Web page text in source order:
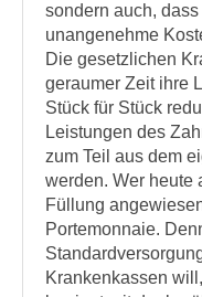
sondern auch,
unangenehme
Die gesetzlichen
geraumer Zeit ihre
Stück für Stück
Leistungen des
zum Teil aus dem
werden. Wer heute
Füllung
Portemonnaie.
Krankenkassen